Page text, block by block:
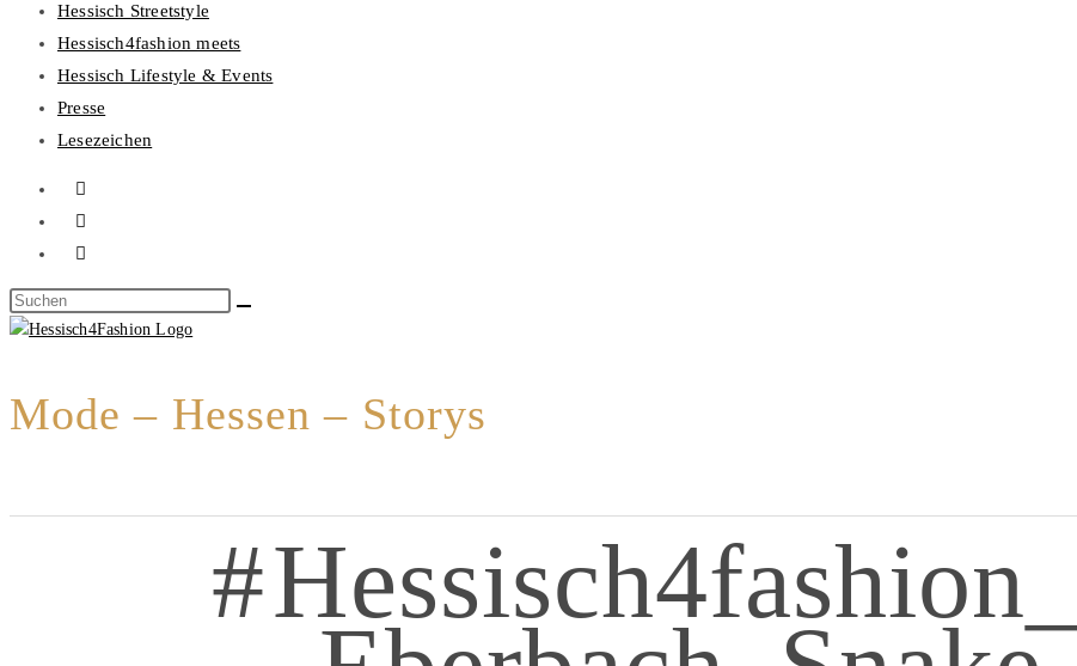
Hessisch Streetstyle
Hessisch4fashion meets
Hessisch Lifestyle & Events
Presse
Lesezeichen
Mode – Hessen – Storys